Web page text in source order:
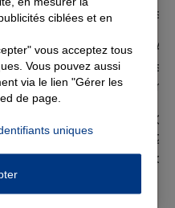
partout en
frais
A
ciblées et en
vous acceptez tous
Vous pouvez aussi
via le lien "Gérer les
de page.
uniques